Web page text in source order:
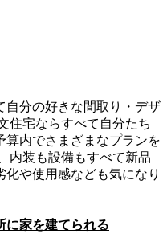
自分の好きな間取り・デザ
住宅ならすべて自分たち
算内でさまざまなプランを
内装も設備もすべて新品
や使用感なども気になり
に家を建てられる